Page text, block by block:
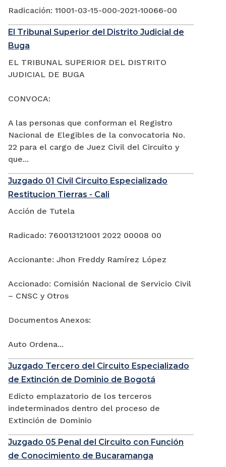
Radicación: 11001-03-15-000-2021-10066-00
El Tribunal Superior del Distrito Judicial de
Buga
EL TRIBUNAL SUPERIOR DEL DISTRITO
JUDICIAL DE BUGA
CONVOCA:
A las personas que conforman el Registro
Nacional de Elegibles de la convocatoria No.
22 para el cargo de Juez Civil del Circuito y
que...
Juzgado 01 Civil Circuito Especializado
Restitucion Tierras - Cali
Acción de Tutela
Radicado: 760013121001 2022 00008 00
Accionante: Jhon Freddy Ramírez López
Accionado: Comisión Nacional de Servicio Civil
– CNSC y Otros
Documentos Anexos:
Auto Ordena...
Juzgado Tercero del Circuito Especializado
de Extinción de Dominio de Bogotá
Edicto emplazatorio de los terceros
indeterminados dentro del proceso de
Extinción de Dominio
Juzgado 05 Penal del Circuito con Función
de Conocimiento de Bucaramanga